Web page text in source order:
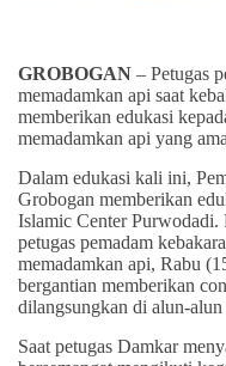
GROBOGAN – Petugas
memadamkan api saat
memberikan edukasi
memadamkan api yang
Dalam edukasi kali ini,
Grobogan memberikan
Islamic Center Purwodadi.
petugas pemadam
memadamkan api, Rabu
bergantian memberikan
dilangsungkan di alun-
Saat petugas Damkar